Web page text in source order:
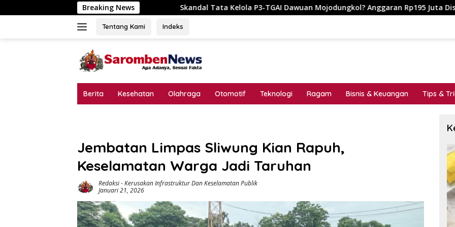
ke
Breaking News
Skandal Tata Kelola P3-TGAI Dawuan Mojodungkol? Anggaran Rp195 Juta Disorot, Dugaan Konflik
Tentang Kami Indeks
Berita Kesehatan Olahraga Otomotif Teknologi Ragam Bisnis & Keuangan Tips &
Jembatan Limpas Sliwung Kian Rapuh,
Keselamatan Warga Jadi Taruhan
Redaksi-Kerusakan Infrastruktur Dan Keselamatan Publik
Januari 21, 2026